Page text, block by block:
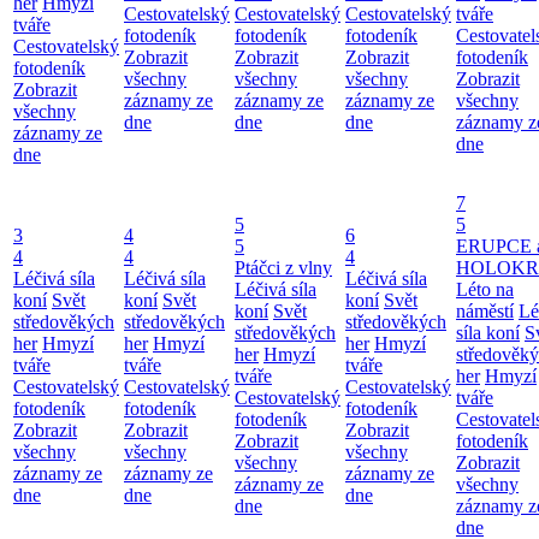
tváře
Cestovatelský
fotodeník
Zobrazit
všechny
záznamy ze
dne
Cestovatelský
fotodeník
Zobrazit
všechny
záznamy ze
dne
Cestovatelský
fotodeník
Zobrazit
všechny
záznamy ze
dne
Cestovatelský
fotodeník
Zobrazit
všechny
záznamy ze
dne
tváře
fotodeník
Zobrazit
všechny
záznamy
dne
3
4
Léčivá síla
koní Svět
středověkých
her Hmyzí
tváře
Cestovatelský
fotodeník
Zobrazit
všechny
záznamy ze
dne
4
4
Léčivá síla
koní Svět
středověkých
her Hmyzí
tváře
Cestovatelský
fotodeník
Zobrazit
všechny
záznamy ze
dne
5
5
Ptáčci z vlny
Léčivá síla
koní Svět
středověkých
her Hmyzí
tváře
Cestovatelský
fotodeník
Zobrazit
všechny
záznamy ze
dne
6
4
Léčivá síla
koní Svět
středověkých
her Hmyzí
tváře
Cestovatelský
fotodeník
Zobrazit
všechny
záznamy ze
dne
7
5
ERUPCE
Léto na
náměstí
síla koní
her Hmyzí
tváře
fotodeník
Zobrazit
všechny
záznamy
dne